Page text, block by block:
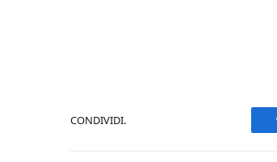
CONDIVIDI.